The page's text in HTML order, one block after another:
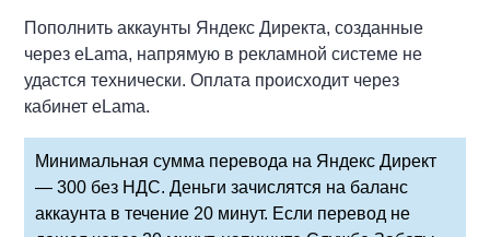
Пополнить аккаунты Яндекс Директа, созданные
через eLama, напрямую в рекламной системе не
удастся технически. Оплата происходит через
кабинет eLama.
Минимальная сумма перевода на Яндекс Директ
— 300 без НДС. Деньги зачислятся на баланс
аккаунта в течение 20 минут. Если перевод не